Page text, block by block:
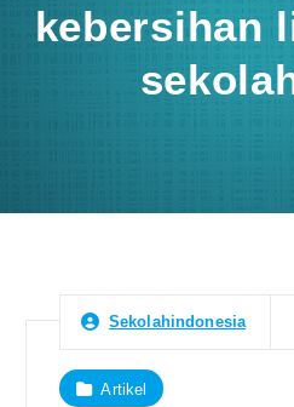
kebersihan
Sekolahindonesia
Artikel